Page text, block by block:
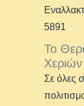
5891
Το
Χεριών
Σε όλες